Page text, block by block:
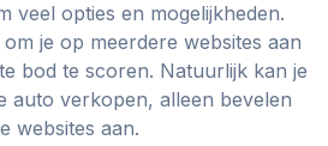
veel opties en mogelijkheden.
je op meerdere websites aan
bod te scoren. Natuurlijk kan je
auto verkopen, alleen bevelen
websites aan.